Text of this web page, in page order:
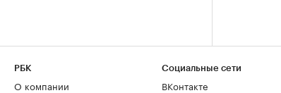
РБК
О компании
Социальные сети
ВКонтакте